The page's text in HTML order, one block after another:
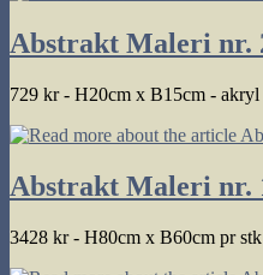
Abstrakt Maleri nr.
729 kr - H20cm x B15cm -
Abstrakt Maleri nr.
3428 kr - H80cm x B60cm pr